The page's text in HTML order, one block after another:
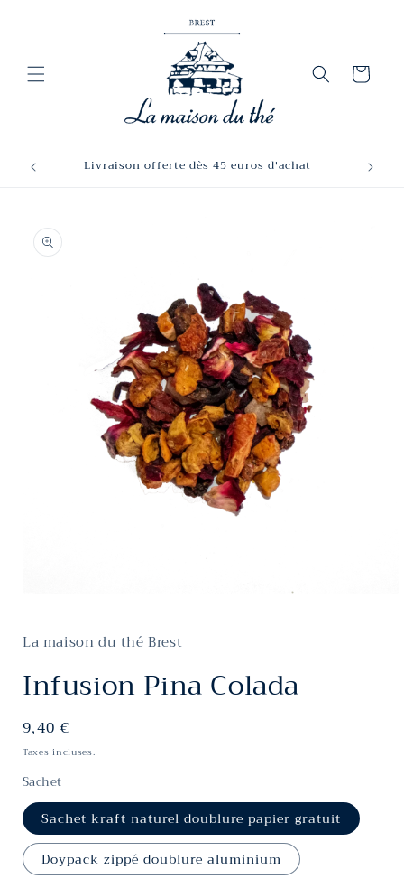
Panier
Livraison offerte dès 45 euros d'achat
informations
produits
1
fenêtre
modale
La maison du thé Brest
Infusion Pina Colada
Prix
habituel
9,40 €
Taxes incluses.
Sachet
Sachet kraft naturel doublure papier gratuit
Doypack zippé doublure aluminium